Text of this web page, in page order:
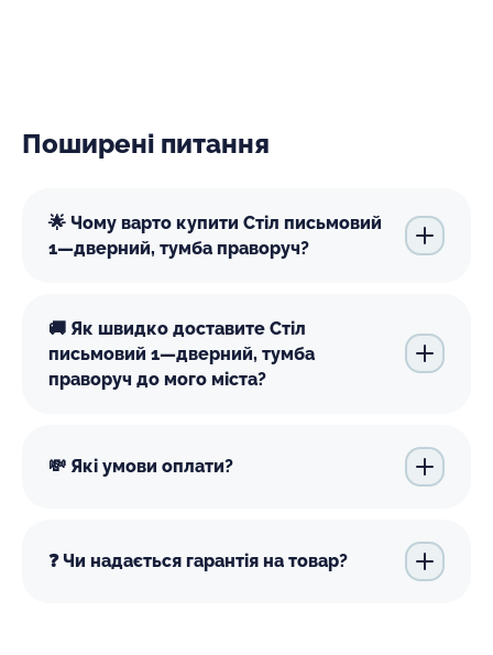
Поширені питання
🌟 Чому варто купити Стіл письмовий
1—дверний, тумба праворуч?
🚚 Як швидко доставите Стіл
письмовий 1—дверний, тумба
праворуч до мого міста?
💸 Які умови оплати?
❓ Чи надається гарантія на товар?